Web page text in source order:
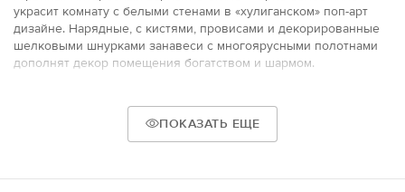
украсит комнату с белыми стенами в «хулиганском» поп-арт
дизайне. Нарядные, с кистями, провисами и декорированные
шелковыми шнурками занавеси с многоярусными полотнами
дополнят декор помещения богатством и шармом.
нежный светлый тюль отлично смотрятся в помещениях с
интерьерными стилями: ПОКАЗАТЬ ЕЩЕ